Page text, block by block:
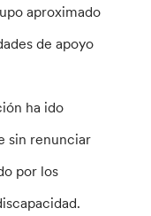
aproximado
de apoyo
ha ido
sin renunciar
por los